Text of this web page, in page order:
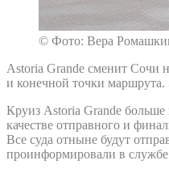
© Фото: Вера
Astoria Grande сменит Сочи
и конечной точки маршрута.
Круиз Astoria Grande больше
качестве отправного и
Все суда отныне будут
проинформировали в